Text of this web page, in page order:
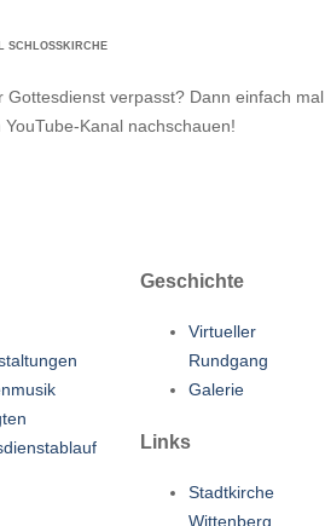
SCHLOSSKIRCHE
Gottesdienst verpasst? Dann einfach mal
Kanal nachschauen!
Geschichte
Virtueller
Rundgang
Galerie
Links
Stadtkirche
Wittenberg